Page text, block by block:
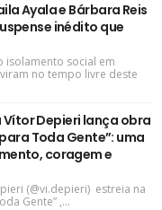
Ayala e Bárbara Reis
inédito que
isolamento social em
no tempo livre deste
Vítor Depieri lança obra
Toda Gente”: uma
coragem e
(@vi.depieri) estreia na
Gente” ,...